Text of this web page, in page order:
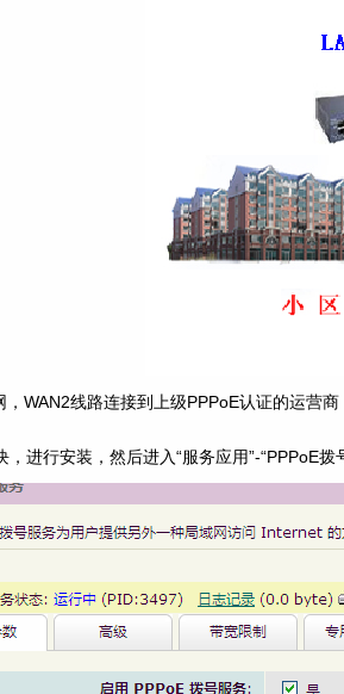
WAN2线路连接到上级PPPoE认证的运
进行安装，然后进入“服务应用”-“PPPoE